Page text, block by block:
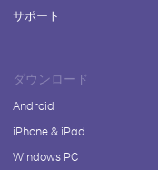
サポート
ダウンロード
Android
iPhone & iPad
Windows PC